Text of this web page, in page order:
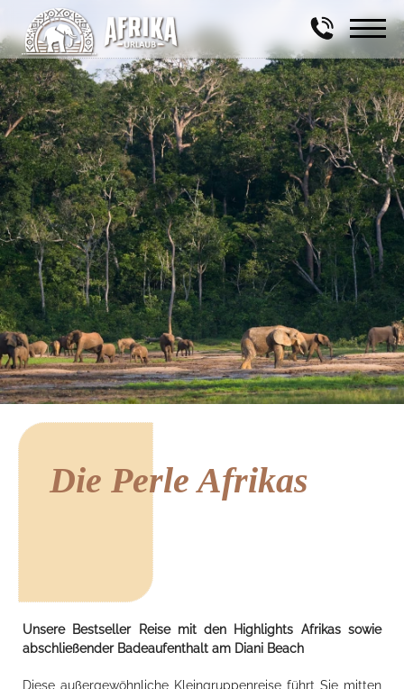
Die Perle Afrikas
Unsere Bestseller Reise mit den Highlights Afrikas sowie
abschließender Badeaufenthalt am Diani Beach
Diese außergewöhnliche Kleingruppenreise führt Sie mitten